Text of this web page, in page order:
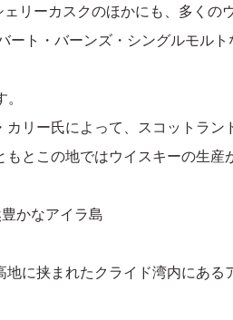
リーカスクのほかにも、多くの
ート・バーンズ・シングルモル
リー氏によって、スコットラン
とこの地ではウイスキーの生産
かなアイラ島
に挟まれたクライド湾内にあ